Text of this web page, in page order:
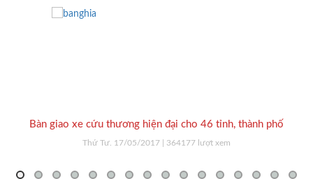
Bàn giao xe cứu thương hiện đại cho 46 tỉnh, thành phố
Thứ Tư. 17/05/2017 | 364177 lượt xem